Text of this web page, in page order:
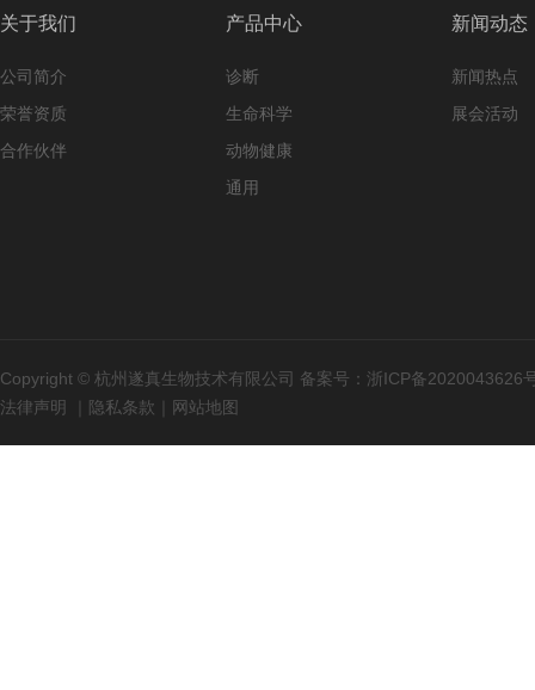
关于我们
公司简介
荣誉资质
合作伙伴
产品中心
诊断
生命科学
动物健康
通用
新闻动态
新闻热点
展会活动
Copyright © 杭州遂真生物技术有限公司 备案号： 浙ICP备2020043626
法律声明
隐私条款 网站地图